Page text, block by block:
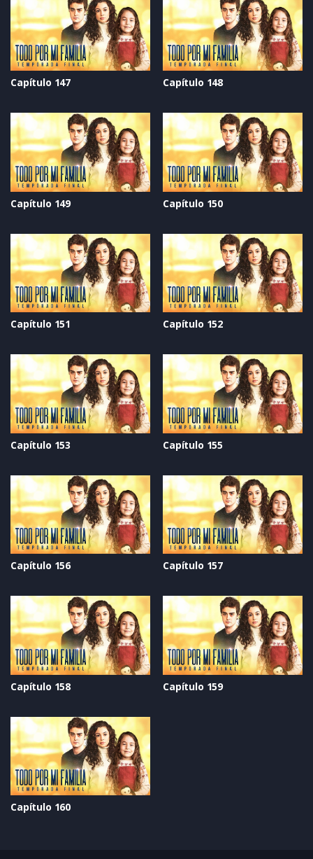
Capítulo 147 Capítulo 148
Capítulo 149 Capítulo 150
Capítulo 151 Capítulo 152
Capítulo 153 Capítulo 155
Capítulo 156 Capítulo 157
Capítulo 158 Capítulo 159
Capítulo 160